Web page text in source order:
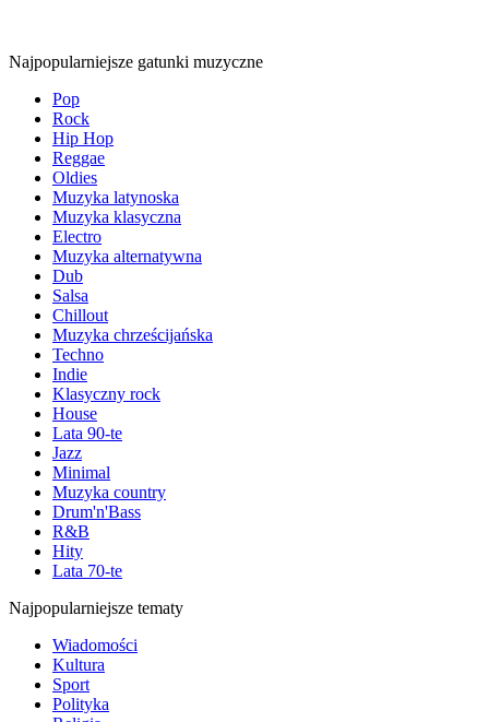
Najpopularniejsze gatunki muzyczne
Pop
Rock
Hip Hop
Reggae
Oldies
Muzyka latynoska
Muzyka klasyczna
Electro
Muzyka alternatywna
Dub
Salsa
Chillout
Muzyka chrześcijańska
Techno
Indie
Klasyczny rock
House
Lata 90-te
Jazz
Minimal
Muzyka country
Drum'n'Bass
R&B
Hity
Lata 70-te
Najpopularniejsze tematy
Wiadomości
Kultura
Sport
Polityka